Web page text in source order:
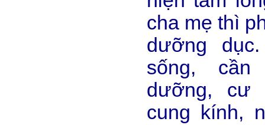
cha mẹ thì
dưỡng
sống,
dưỡng, cư
cung kính,